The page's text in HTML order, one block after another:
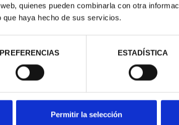
quienes pueden combinarla con otra
haya hecho de sus servicios.
PREFERENCIAS ESTADÍSTICA
Permitir la selección